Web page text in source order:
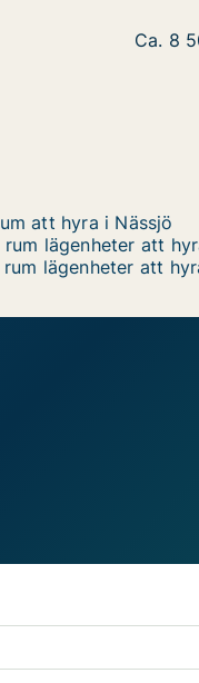
Ca.
Ca. 8
att hyra i Nässjö
rum lägenheter att
rum lägenheter att